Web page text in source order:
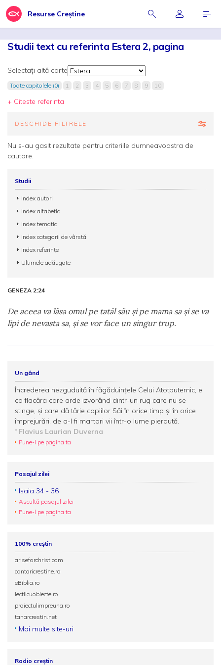
Resurse Creștine
Studii text cu referinta Estera 2, pagina
Selectați altă carte
Toate capitolele (0) 1 2 3 4 5 6 7 8 9 10
+ Citeste referinta
DESCHIDE FILTRELE
Nu s-au gasit rezultate pentru criteriile dumneavoastra de
cautare.
Studii
Index autori
Index alfabetic
Index tematic
Index categorii de vârstă
Index referințe
Ultimele adăugate
GENEZA 2:24
De aceea va lăsa omul pe tatăl său şi pe mama sa şi se va
lipi de nevasta sa, şi se vor face un singur trup.
Un gând
Încrederea nezguduită în făgăduinţele Celui Atotputernic, e
ca flacăra care arde izvorând dintr-un rug care nu se
stinge, şi care dă tărie copiilor Săi în orice timp şi în orice
împrejurări, de a-I fi martori vii într-o lume pierdută.
Flavius Laurian Duverna
Pune-l pe pagina ta
Pasajul zilei
Isaia 34 - 36
Ascultă pasajul zilei
Pune-l pe pagina ta
100% creștin
ariseforchrist.com
cantaricrestine.ro
eBiblia.ro
lectiicuobiecte.ro
proiectulimpreuna.ro
tanarcrestin.net
Mai multe site-uri
Radio creștin